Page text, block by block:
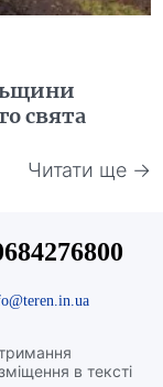
свята
Читати ще →
в тексті